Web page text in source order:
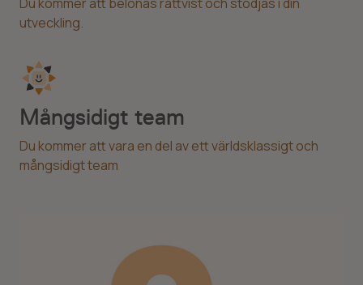
utveckling.
Mångsidigt team
Du kommer att vara en del av ett världsklassigt och
mångsidigt team